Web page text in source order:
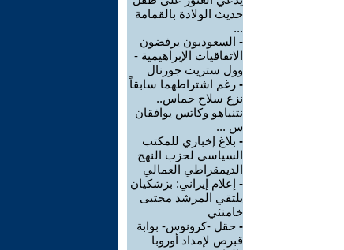
حديث الولادة بالقمامة
...
- السعوديون يرفضون
الاتفاقيات الإبراهيمية -
وول ستريت جورنال
- رغم اشتراطهما سابقاً
نزع سلاح حماس..
نتنياهو وكاتس يوافقان
س ...
- بلاغ إخباري للمكتب
السياسي لحزب النهج
الديمقراطي العمالي
- إعلام إيراني: بزشكيان
يلتقي المرشد مجتبى
خامنئي
- حقل -كرونوس- بوابة
قبرص لإمداد أوروبا